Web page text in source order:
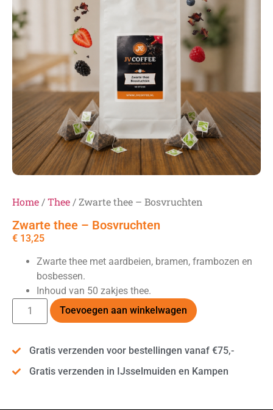
Home /Thee / Zwarte thee – Bosvruchten
Zwarte thee – Bosvruchten
€ 13,25
Zwarte thee met aardbeien, bramen, frambozen en
bosbessen.
Inhoud van 50 zakjes thee.
Toevoegen aan winkelwagen
Gratis verzenden voor bestellingen vanaf €75,-
Gratis verzenden in IJsselmuiden en Kampen